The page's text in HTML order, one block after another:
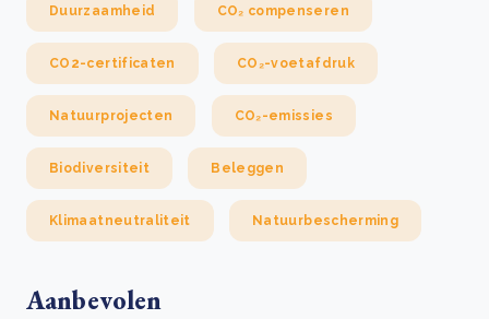
Duurzaamheid CO₂ compenseren
CO2-certificaten CO₂-voetafdruk
Natuurprojecten CO₂-emissies
Biodiversiteit Beleggen
Klimaatneutraliteit Natuurbescherming
Aanbevolen